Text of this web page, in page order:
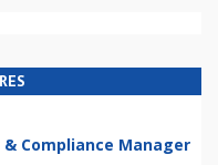
Compliance Manager